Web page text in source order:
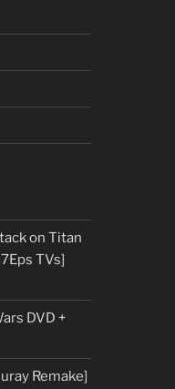
on Titan
TVs]
DVD +
Remake]